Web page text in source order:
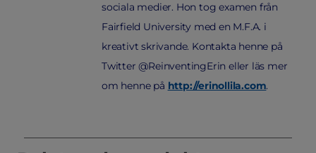
sociala medier. Hon tog examen från
Fairfield University med en M.F.A. i
kreativt skrivande. Kontakta henne på
Twitter @ReinventingErin eller läs mer
om henne på http://erinollila.com.